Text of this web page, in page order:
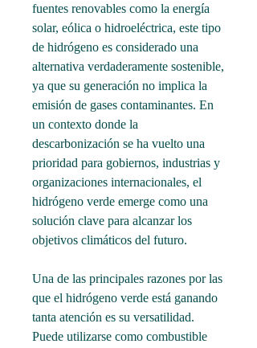
fuentes renovables como la energía
solar, eólica o hidroeléctrica, este tipo
de hidrógeno es considerado una
alternativa verdaderamente sostenible,
ya que su generación no implica la
emisión de gases contaminantes. En
un contexto donde la
descarbonización se ha vuelto una
prioridad para gobiernos, industrias y
organizaciones internacionales, el
hidrógeno verde emerge como una
solución clave para alcanzar los
objetivos climáticos del futuro.
Una de las principales razones por las
que el hidrógeno verde está ganando
tanta atención es su versatilidad.
Puede utilizarse como combustible